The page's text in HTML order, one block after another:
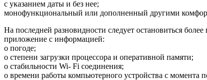
с указанием даты и без нее;
монофункциональный или дополненный другими
На последней разновидности следует остановиться
приложение с информацией:
о погоде;
о степени загрузки процессора и оперативной памяти;
о стабильности Wi- Fi соединения;
о времени работы компьютерного устройства с момента